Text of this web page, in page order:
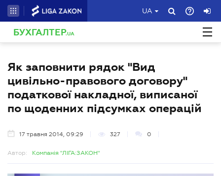
UA
БУХГАЛТЕР.UA
Як заповнити рядок "Вид
цивільно-правового договору"
податкової накладної, виписаної
по щоденних підсумках операцій
17 травня 2014, 09:29 327 0
Автор: Компанія "ЛІГА:ЗАКОН"